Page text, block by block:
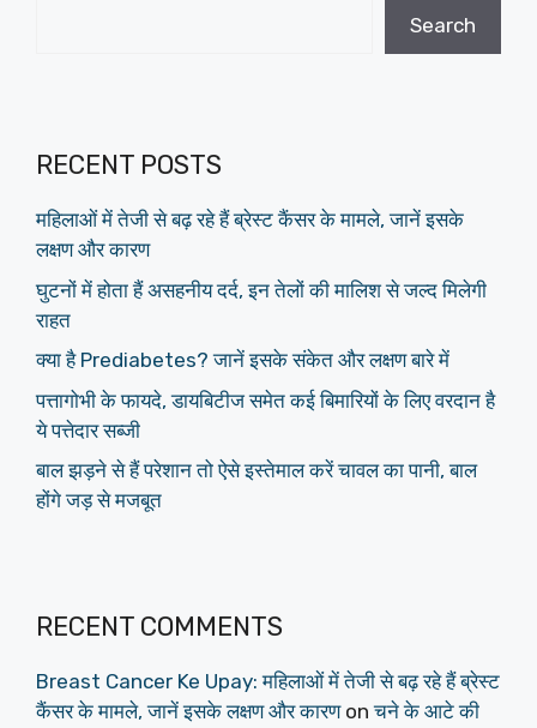
Search
RECENT POSTS
महिलाओं में तेजी से बढ़ रहे हैं ब्रेस्ट कैंसर के मामले, जानें इसके
लक्षण और कारण
घुटनों में होता हैं असहनीय दर्द, इन तेलों की मालिश से जल्द मिलेगी
राहत
क्या है Prediabetes? जानें इसके संकेत और लक्षण बारे में
पत्तागोभी के फायदे, डायबिटीज समेत कई बिमारियों के लिए वरदान है
ये पत्तेदार सब्जी
बाल झड़ने से हैं परेशान तो ऐसे इस्तेमाल करें चावल का पानी, बाल
होंगे जड़ से मजबूत
RECENT COMMENTS
Breast Cancer Ke Upay: महिलाओं में तेजी से बढ़ रहे हैं ब्रेस्ट
कैंसर के मामले, जानें इसके लक्षण और कारणonचने के आटे की